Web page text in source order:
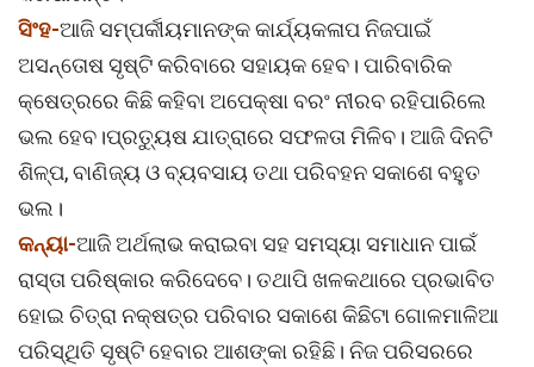
ସିଂହ-ଆଜି ସମ୍ପର୍କୀୟମାନଙ୍କ କାର୍ଯ୍ୟକଳାପ ନିଜପାଇଁ
ଅସନ୍ତୋଷ ସୃଷ୍ଟି କରିବାରେ ସହାୟକ ହେବ। ପାରିବାରିକ
କ୍ଷେତ୍ରରେ କିଛି କହିବା ଅପେକ୍ଷା ବରଂ ନୀରବ ରହିପାରିଲେ
ଭଲ ହେବ।ପ୍ରତ୍ୟୁଷ ଯାତ୍ରାରେ ସଫଳତା ମିଳିବ। ଆଜି ଦିନଟି
ଶିଳ୍ପ, ବାଣିଜ୍ୟ ଓ ବ୍ୟବସାୟ ତଥା ପରିବହନ ସକାଶେ ବହୁତ
ଭଲ।
କନ୍ୟା-ଆଜି ଅର୍ଥଲାଭ କରାଇବା ସହ ସମସ୍ୟା ସମାଧାନ ପାଇଁ
ରାସ୍ତା ପରିଷ୍କାର କରିଦେବେ। ତଥାପି ଖଳକଥାରେ ପ୍ରଭାବିତ
ହୋଇ ଚିତ୍ରା ନକ୍ଷତ୍ର ପରିବାର ସକାଶେ କିଛିଟା ଗୋଳମାଳିଆ
ପରିସ୍ଥିତି ସୃଷ୍ଟି ହେବାର ଆଶଙ୍କା ରହିଛି। ନିଜ ପରିସରରେ